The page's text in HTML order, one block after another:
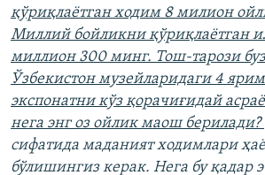
қўриқлаëтган ходим 8 милион
Миллий бойликни қўриқлаëтган
миллион 300 минг. Тош-тарози
Ўзбекистон музейларидаги 4
экспонатни кўз қорачиғидай
нега энг оз ойлик маош берилади?
сифатида маданият ходимлари
бўлишингиз керак. Нега бу қадар